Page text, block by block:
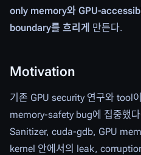
only memory와 GPU-
boundary를 흐리게 만든다.
Motivation
기존 GPU security 연구와 tool
memory-safety bug에 집중했
Sanitizer, cuda-gdb, GPU
kernel 안에서의 leak,